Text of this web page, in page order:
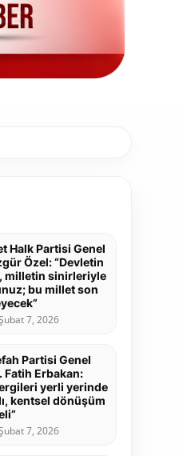
Halk Partisi Genel
Özel: “Devletin
milletin sinirleriyle
bu millet son
7, 2026
Partisi Genel
Fatih Erbakan:
yerli yerinde
kentsel dönüşüm
7, 2026